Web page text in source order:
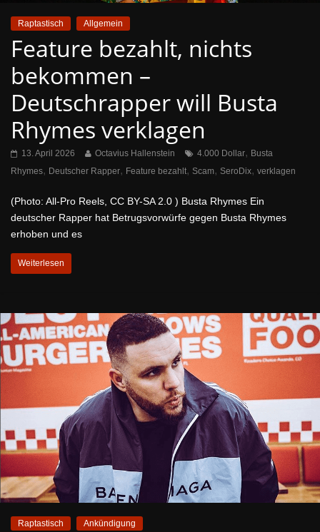
Raptastisch Allgemein
Feature bezahlt, nichts
bekommen –
Deutschrapper will Busta
Rhymes verklagen
13. April 2026 Octavius Hallenstein 4.000 Dollar, Busta
Rhymes, Deutscher Rapper, Feature bezahlt, Scam, SeroDix, verklagen
(Photo: All-Pro Reels, CC BY-SA 2.0 ) Busta Rhymes Ein
deutscher Rapper hat Betrugsvorwürfe gegen Busta Rhymes
erhoben und es
Weiterlesen
Raptastisch Ankündigung